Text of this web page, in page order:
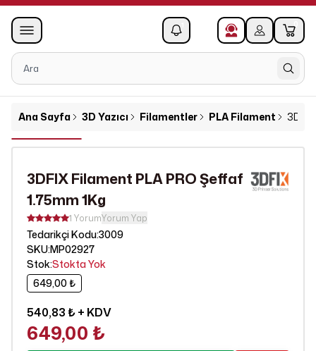
0
Ana Sayfa 3D Yazıcı Filamentler PLA Filament
3DFIX Filament PLA PRO Şeffaf
1.75mm 1Kg
1 YorumYorum Yap
Tedarikçi Kodu:3009
SKU:MP02927
Stok:Stokta Yok
649,00 ₺
540,83 ₺+ KDV
649,00 ₺